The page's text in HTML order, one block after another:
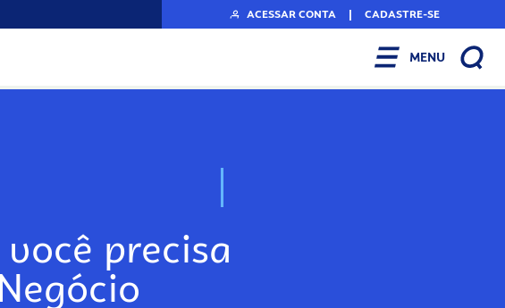
ACESSAR CONTA | CADASTRE-SE
MENU
N
precisa